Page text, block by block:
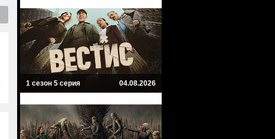
1 сезон 5 серия 04.08.2026